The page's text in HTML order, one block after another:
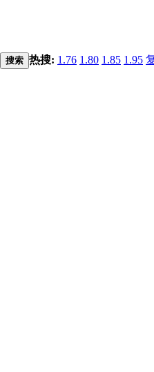
搜索 热搜: 1.76 1.80 1.85 1.95